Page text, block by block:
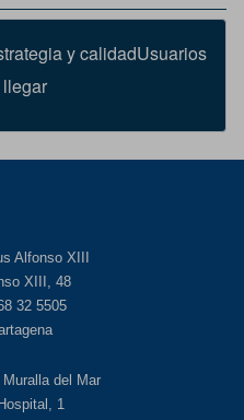
y calidadUsuarios
Alfonso XIII
XIII, 48
32 5505
del Mar
1